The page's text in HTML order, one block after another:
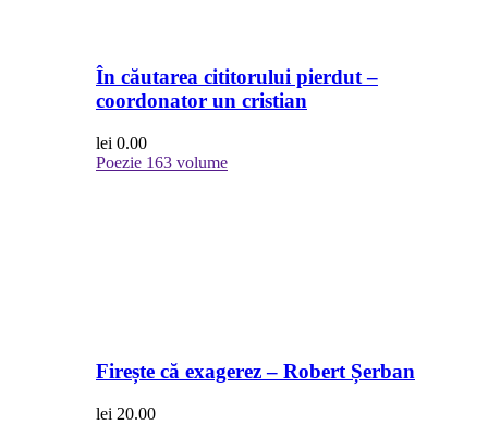
În căutarea cititorului pierdut –
coordonator un cristian
lei 0.00
Poezie 163 volume
Firește că exagerez – Robert Șerban
lei 20.00